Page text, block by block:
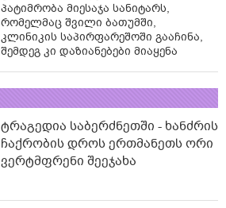
პატიმრობა მიესაჯა სანიტარს,
რომელმაც შვილი ბათუმში,
კლინიკის საპირფარეშოში გააჩინა,
შემდეგ კი დაზიანებები მიაყენა
ტრაგედია საბერძნეთში - ხანძრის
ჩაქრობის დროს ერთმანეთს ორი
ვერტმფრენი შეეჯახა